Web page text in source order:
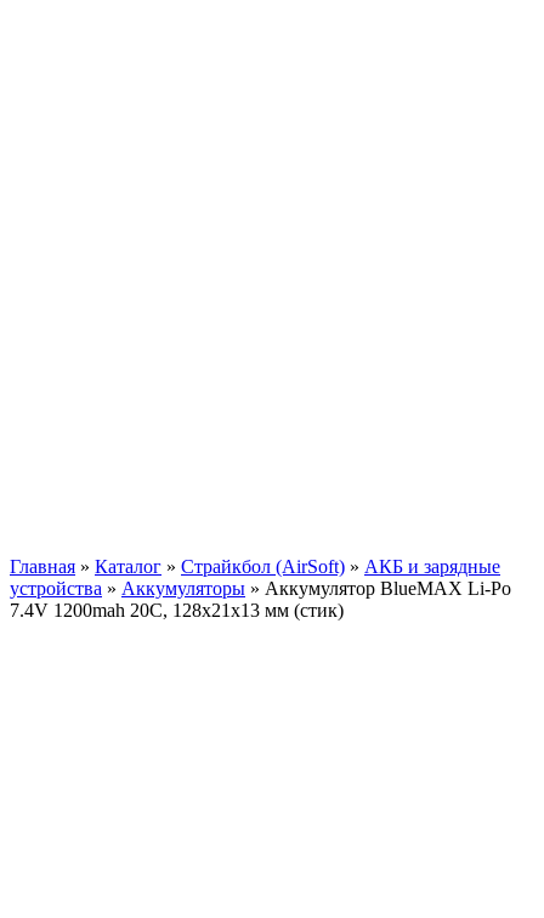
Главная » Каталог » Страйкбол (AirSoft) » АКБ и зарядные
устройства » Аккумуляторы » Аккумулятор BlueMAX Li-Po
7.4V 1200mah 20C, 128x21x13 мм (стик)